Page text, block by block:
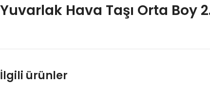
Yuvarlak Hava Taşı Orta Boy
İlgili ürünler